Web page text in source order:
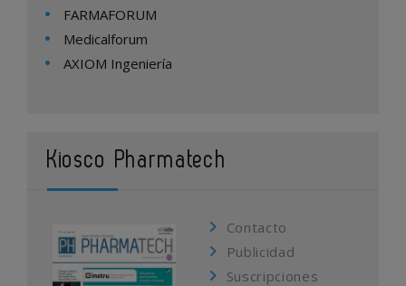
FARMAFORUM
Medicalforum
AXIOM Ingeniería
Kiosco Pharmatech
Contacto
Publicidad
Suscripciones